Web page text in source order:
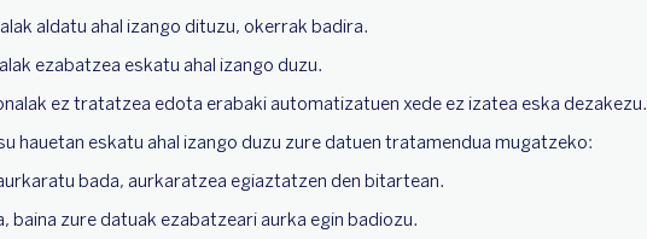
aldatu ahal izango dituzu, okerrak badira.
ezabatzea eskatu ahal izango duzu.
ez tratatzea edota erabaki automatizatuen xede ez izatea eska dezakezu.
hauetan eskatu ahal izango duzu zure datuen tratamendua mugatzeko:
bada, aurkaratzea egiaztatzen den bitartean.
baina zure datuak ezabatzeari aurka egin badiozu.